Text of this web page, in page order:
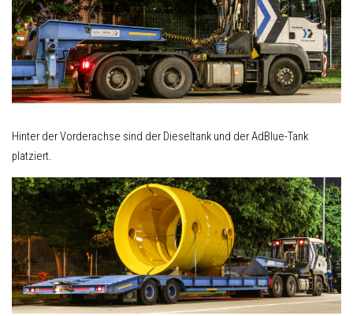
Hinter der Vorderachse sind der Dieseltank und der AdBlue-Tank
platziert.